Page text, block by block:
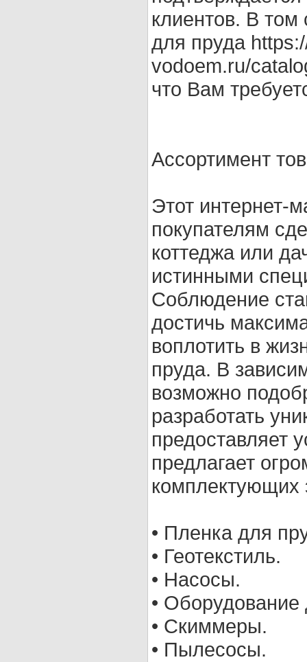
клиентов. В том
для пруда
vodoem.ru/
что Вам
Ассортимент
Этот интернет-
покупателям
коттеджа или
истинными
Соблюдение
достичь
воплотить в
пруда. В
возможно
разработать
предоставляет
предлагает
комплектующих
• Пленка для
• Геотекстиль.
• Насосы.
•
• Скиммеры.
• Пылесосы.